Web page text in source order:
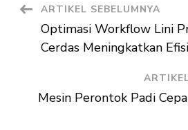
Navigasi
Artikel
ARTIKEL SEBELUMNYA
Optimasi Workflow Lini
Cerdas Meningkatkan
Mesin Perontok Padi